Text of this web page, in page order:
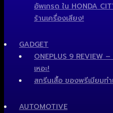
อัพเกรด ใน HONDA
ร้านเครื่องเสียง!
GADGET
ONEPLUS 9 REVIEW
เหอะ!
สกรีนเสื้อ ของพรีเมียมท
AUTOMOTIVE